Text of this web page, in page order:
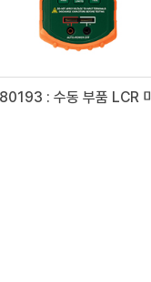
: 수동 부품 LCR